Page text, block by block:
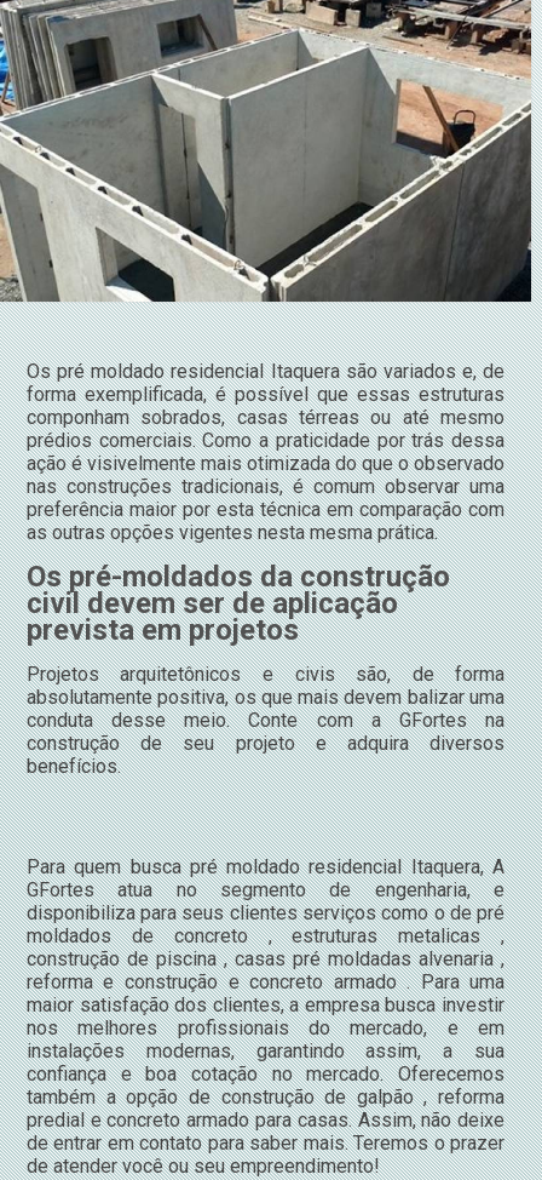
Os pré moldado residencial Itaquera são variados e, de
forma exemplificada, é possível que essas estruturas
componham sobrados, casas térreas ou até mesmo
prédios comerciais. Como a praticidade por trás dessa
ação é visivelmente mais otimizada do que o observado
nas construções tradicionais, é comum observar uma
preferência maior por esta técnica em comparação com
as outras opções vigentes nesta mesma prática.
Os pré-moldados da construção
civil devem ser de aplicação
prevista em projetos
Projetos arquitetônicos e civis são, de forma
absolutamente positiva, os que mais devem balizar uma
conduta desse meio. Conte com a GFortes na
construção de seu projeto e adquira diversos
benefícios.
Para quem busca pré moldado residencial Itaquera, A
GFortes atua no segmento de engenharia, e
disponibiliza para seus clientes serviços como o de pré
moldados de concreto , estruturas metalicas ,
construção de piscina , casas pré moldadas alvenaria ,
reforma e construção e concreto armado . Para uma
maior satisfação dos clientes, a empresa busca investir
nos melhores profissionais do mercado, e em
instalações modernas, garantindo assim, a sua
confiança e boa cotação no mercado. Oferecemos
também a opção de construção de galpão , reforma
predial e concreto armado para casas. Assim, não deixe
de entrar em contato para saber mais. Teremos o prazer
de atender você ou seu empreendimento!